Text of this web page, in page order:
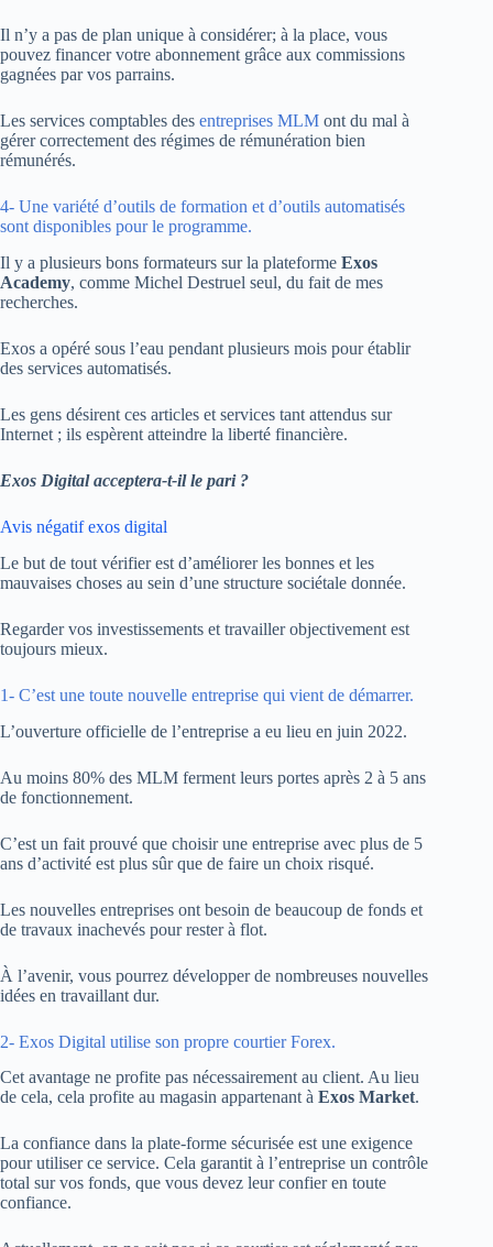
Il n’y a pas de plan unique à considérer; à la place, vous
pouvez financer votre abonnement grâce aux commissions
gagnées par vos parrains.
Les services comptables des entreprises MLM ont du mal à
gérer correctement des régimes de rémunération bien
rémunérés.
4- Une variété d’outils de formation et d’outils automatisés
sont disponibles pour le programme.
Il y a plusieurs bons formateurs sur la plateforme Exos
Academy, comme Michel Destruel seul, du fait de mes
recherches.
Exos a opéré sous l’eau pendant plusieurs mois pour établir
des services automatisés.
Les gens désirent ces articles et services tant attendus sur
Internet ; ils espèrent atteindre la liberté financière.
Exos Digital acceptera-t-il le pari ?
Avis négatif exos digital
Le but de tout vérifier est d’améliorer les bonnes et les
mauvaises choses au sein d’une structure sociétale donnée.
Regarder vos investissements et travailler objectivement est
toujours mieux.
1- C’est une toute nouvelle entreprise qui vient de démarrer.
L’ouverture officielle de l’entreprise a eu lieu en juin 2022.
Au moins 80% des MLM ferment leurs portes après 2 à 5 ans
de fonctionnement.
C’est un fait prouvé que choisir une entreprise avec plus de 5
ans d’activité est plus sûr que de faire un choix risqué.
Les nouvelles entreprises ont besoin de beaucoup de fonds et
de travaux inachevés pour rester à flot.
À l’avenir, vous pourrez développer de nombreuses nouvelles
idées en travaillant dur.
2- Exos Digital utilise son propre courtier Forex.
Cet avantage ne profite pas nécessairement au client. Au lieu
de cela, cela profite au magasin appartenant à Exos Market.
La confiance dans la plate-forme sécurisée est une exigence
pour utiliser ce service. Cela garantit à l’entreprise un contrôle
total sur vos fonds, que vous devez leur confier en toute
confiance.